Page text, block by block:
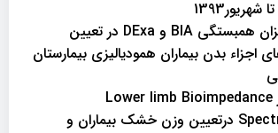
بررسی میزان همبستگی BIA و DExa در تعیین
اجزاء بدن بیماران همودیالیزی بیمارستان
استفاده از Lower limb Bioimpedance
Spectroscopy درتعیین وزن خشک بیماران و